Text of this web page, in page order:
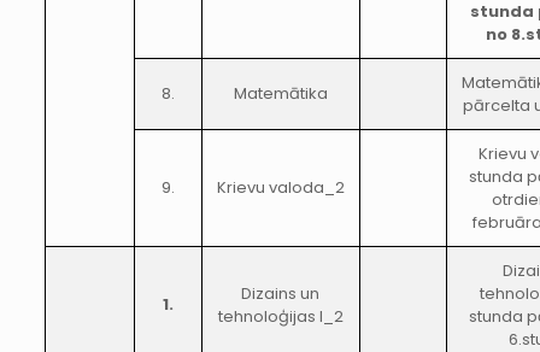
stunda
no
8. Matemātika
pārcelta
9. Krievu valoda_2
Krievu
stunda
1.
Dizains un
tehnoloģijas I_2
stunda